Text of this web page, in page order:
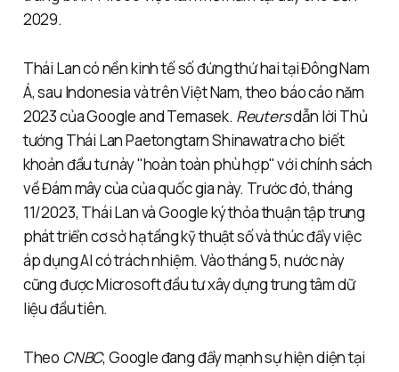
2029.
Thái Lan có nền kinh tế số đứng thứ hai tại Đông Nam
Á, sau Indonesia và trên Việt Nam, theo báo cáo năm
2023 của Google and Temasek. Reutersdẫn lời Thủ
tướng Thái Lan Paetongtarn Shinawatra cho biết
khoản đầu tư này "hoàn toàn phù hợp" với chính sách
về Đám mây của của quốc gia này. Trước đó, tháng
11/2023, Thái Lan và Google ký thỏa thuận tập trung
phát triển cơ sở hạ tầng kỹ thuật số và thúc đẩy việc
áp dụng AI có trách nhiệm. Vào tháng 5, nước này
cũng được Microsoft đầu tư xây dựng trung tâm dữ
liệu đầu tiên.
Theo CNBC, Google đang đẩy mạnh sự hiện diện tại